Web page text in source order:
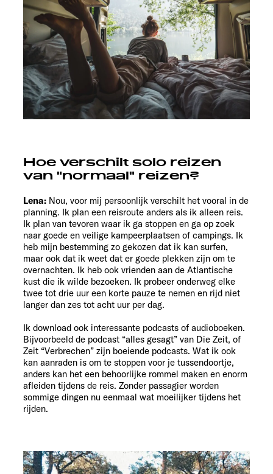
Hoe verschilt solo reizen
van "normaal" reizen?
Lena: Nou, voor mij persoonlijk verschilt het vooral in de
planning. Ik plan een reisroute anders als ik alleen reis.
Ik plan van tevoren waar ik ga stoppen en ga op zoek
naar goede en veilige kampeerplaatsen of campings. Ik
heb mijn bestemming zo gekozen dat ik kan surfen,
maar ook dat ik weet dat er goede plekken zijn om te
overnachten. Ik heb ook vrienden aan de Atlantische
kust die ik wilde bezoeken. Ik probeer onderweg elke
twee tot drie uur een korte pauze te nemen en rijd niet
langer dan zes tot acht uur per dag.
Ik download ook interessante podcasts of audioboeken.
Bijvoorbeeld de podcast “alles gesagt” van Die Zeit, of
Zeit “Verbrechen” zijn boeiende podcasts. Wat ik ook
kan aanraden is om te stoppen voor je tussendoortje,
anders kan het een behoorlijke rommel maken en enorm
afleiden tijdens de reis. Zonder passagier worden
sommige dingen nu eenmaal wat moeilijker tijdens het
rijden.